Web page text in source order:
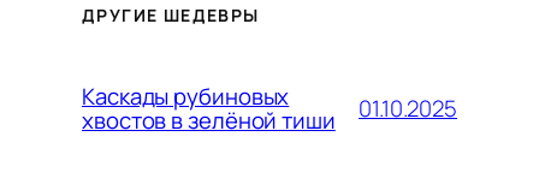
ДРУГИЕ ШЕДЕВРЫ
Каскады рубиновых
хвостов в зелёной тиши 01.10.2025